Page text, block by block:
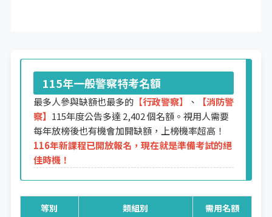
115年一般警察特考名額
最多人參與缺額也最多的【行政警察】 、
【消防警
察】 115年度公告多達 2,402 個名額。視用人需要
每年放榜後也有機會加開缺額，上榜機率超高！
116年新課程已開放報名，現在就是準備考試的絕
佳時機！
等別 類組別 需用名額